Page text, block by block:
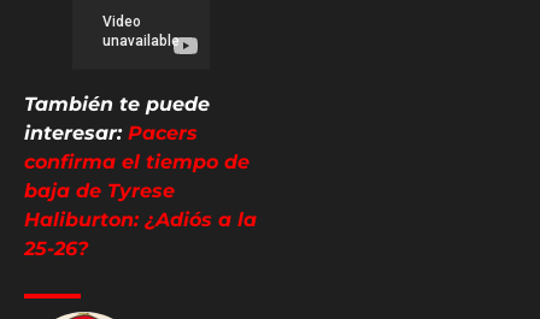
También te puede
interesar: Pacers
confirma el tiempo de
baja de Tyrese
Haliburton: ¿Adiós a la
25-26?